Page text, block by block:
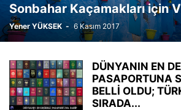
Sonbahar Kaçamakları için
Yener YÜKSEK - 6 Kasım 2017
DÜNYANIN EN
PASAPORTUNA
BELLİ OLDU;
SIRADA...